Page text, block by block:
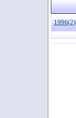
1996(2)